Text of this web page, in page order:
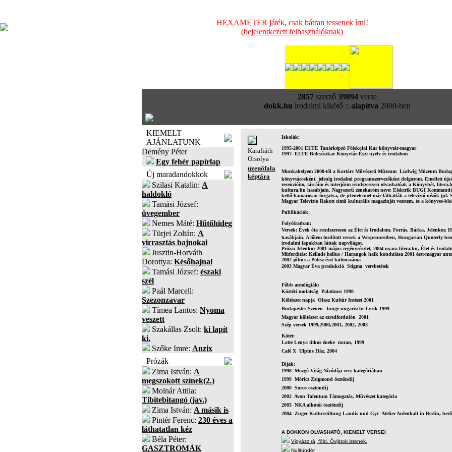
HEXAMETER játék, csak bátran tessenek írni!
(bejelentkezett felhasználóknak)
2857szerző 39894verse
dokk.hu irodalmi kikötő :: alapítva 2000-ben
KIEMELT
AJÁNLATUNK
Demény Péter
Egy fehér papírlap
Új maradandokkok
Szilasi Katalin: A
haldokló
Tamási József:
üvegember
Nemes Máté: Hűtőhideg
Türjei Zoltán: A
virrasztás bajnokai
Jusztin-Horváth
Dorottya: Későhajnal
Tamási József: északi
szél
Paál Marcell:
Szezonzavar
Tímea Lantos: Nyoma
veszett
Szakállas Zsolt: ki lapít
ki.
Szőke Imre: Anzix
Prózák
Zima István: A
megszokott színek(2.)
Molnár Attila:
Tibitebitangó (jav.)
Zima István: A másik is
Pintér Ferenc: 230 éves a
láthatatlan kéz
Béla Péter:
GASZTROMÁK
Karafiáth
Orsolya
üzenőfala
képtára
Iskolák:
1995-2001 ELTE Tanárképző Főiskolai Kar könyvtár-magyar
1997- ELTE Bölcsészkar Könyvtár-Észt nyelv és irodalom
Munkahelyem 2000-től a Kortárs Művészeti Múzeum  Ludwig Múzeum
könyvtárosként, jelenlg irodalmi programszervezőként dolgozom. Emellett
recenzióim, tárcáim és interjúim rendszeresen olvashatóak a Könyvhét,
kultura.hu hasábjain. Nagyszerű zenekarom neve: Elektrik BUGI
kettő hamarosan forgatva, de jeleneteimet már láthatták a televízió nézők (pl.
Magyar Televízió Rakott című kulturális magazinját vezetem, és a könyves-
Publikációk:
Folyóiratban:
Versek: Évek óta rendszeresen az Élet és Irodalom, Forrás, Bárka, Jelenkor,
hasábjain. A tőlem fordított versek a Wespennestben, Hungarian Quoterly-
irodalmi lapokban láttak napvilágot.
Próza: Jelenkor 2001 május regényrészlet, 2004 nyara litera.hu, Élet és
Műfordítás: Kellade hellus / Harangok halk kondulása 2001 észt-magyar
2002 július a Polisz észt különszáma
2003 Magyar Éva produkció  Stigma  versbetétek
Főbb antológiák:
Köztéri mulatság  Palatinus 1998
Költészet napja  Olasz Kultúr Intézet 2001
Budapester Szenen  Junge ungarische Lyrik 1999
Magyar költészet az ezredfordulón  2001
Szép versek 1999,2000,2001, 2002, 2003
Kötet:
Lotte Lenya titkos éneke  noran, 1999
Café X  Ulpius Ház, 2004
Díjak:
1998  Mozgó Világ Nívódíja vers kategóriában
1999  Móricz Zsigmond ösztöndíj
2000  Soros ösztöndíj
2002  Avon Talentum Támogatás, Művészet kategória
2003  NKA alkotói ösztöndíj
2004  Zuger Kulturstiftung Landis und Gyr  Atelier Aufenhalt in Berlin,
A DOKKON OLVASHATÓ, KIEMELT VERSEI
Vigyázz rá, föld. Óvjátok istenek.
Nulltündér